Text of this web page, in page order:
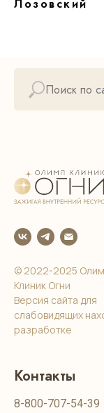
Лозовский
© 2022-2025
Клиник Огни
Версия сайта для
слабовидящих
разработке
Контакты
8-800-707-54-39